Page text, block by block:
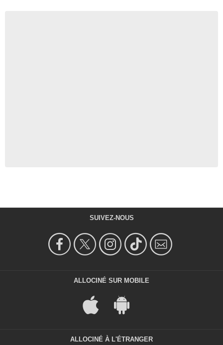
SUIVEZ-NOUS
ALLOCINÉ SUR MOBILE
ALLOCINÉ À L'ÉTRANGER